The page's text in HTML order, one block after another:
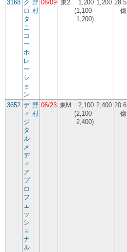
3168 ク
ロ
タ
ニ
コ
ー
ポ
レ
ー
シ
ョ
ン
野
村
06/09 東2
1,200
(1,100-
1,200)
1,200 28.5
億
3652 デ
ィ
ジ
タ
ル
メ
デ
ィ
ア
プ
ロ
フ
ェ
ッ
シ
ョ
ナ
ル
野
村
06/23 東M
2,100
(2,100-
2,400)
2,400 20.6
億